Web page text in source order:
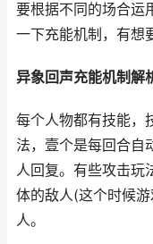
要根据不同的场合运
一下充能机制，有想
异象回声充能机制解
每个人物都有技能，
法，壹个是每回合自
人回复。有些攻击玩
体的敌人(这个时候
人。